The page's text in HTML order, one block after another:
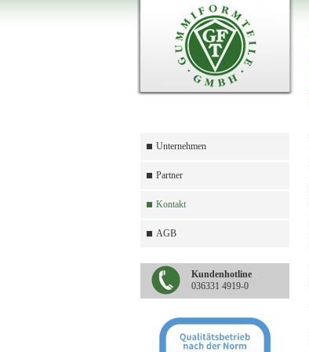
Unternehmen
Partner
Kontakt
AGB
Kundenhotline
036331 4919-0